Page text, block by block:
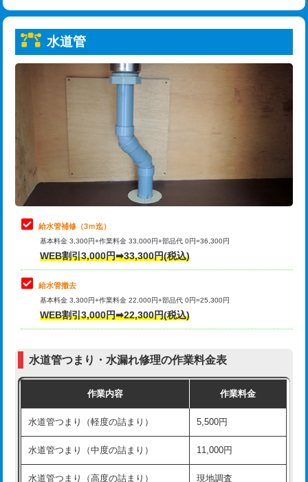
給水管工事※（ライニング鋼管・銅
管・ポリ管・HT管使用/3ｍまで)
給水管工事※（ライニング鋼管・銅
管・ポリ管・HT管使用/3ｍ超え)
排水管工事（土の掘削・埋め戻し作
11,000円~
排水管工事（排水管工事/3ｍまで） 55,000円
排水管工事（追加 排水管工事/3ｍ超
マス交換（土の掘削・埋め戻し作業）
マス交換（深さ50㎝未満）
マス交換（深さ50㎝以上）
コンクリート斫り（厚さ10㎝まで）
モルタル補修（厚さ10㎝超え） 38,500円
洗面台設置 38,500円
化粧台設置 22,000円
トーラー機使用/3mまで
追加トーラー機使用/3m超え
33,000円
8,800円
止水・漏水調査・防水処理・清掃・修
理・調整・分解・加工など（軽作業）
11,000円
止水・漏水調査・防水処理・清掃・修
理・調整・分解・加工など（中作業）
止水・漏水調査・防水処理・清掃・修
理・調整・分解・加工など（重作業）
33,000円
その他部品の脱着
交換・取付（タンク）
式）)
式・ワンホール）)
交換・取付(排水栓・排水トラップ
22,000円+材料費
水道管
給水管補修（3ｍ迄）
基本料金 3,300円+作業料金 33,000円+部品代 0円=36,300円
WEB割引3,000円➡33,300円(税込)
給水管撤去
基本料金 3,300円+作業料金 22,000円+部品代 0円=25,300円
WEB割引3,000円➡22,300円(税込)
水道管つまり・水漏れ修理の作業料金表
作業内容 作業料金
水道管つまり（軽度の詰まり） 5,500円
水道管つまり（中度の詰まり） 11,000円
水道管つまり（高度の詰まり） 現地調査